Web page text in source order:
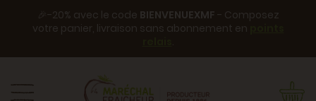
🎉-20% avec le code BIENVENUEXMF - Composez
votre panier, livraison sans abonnement en
.